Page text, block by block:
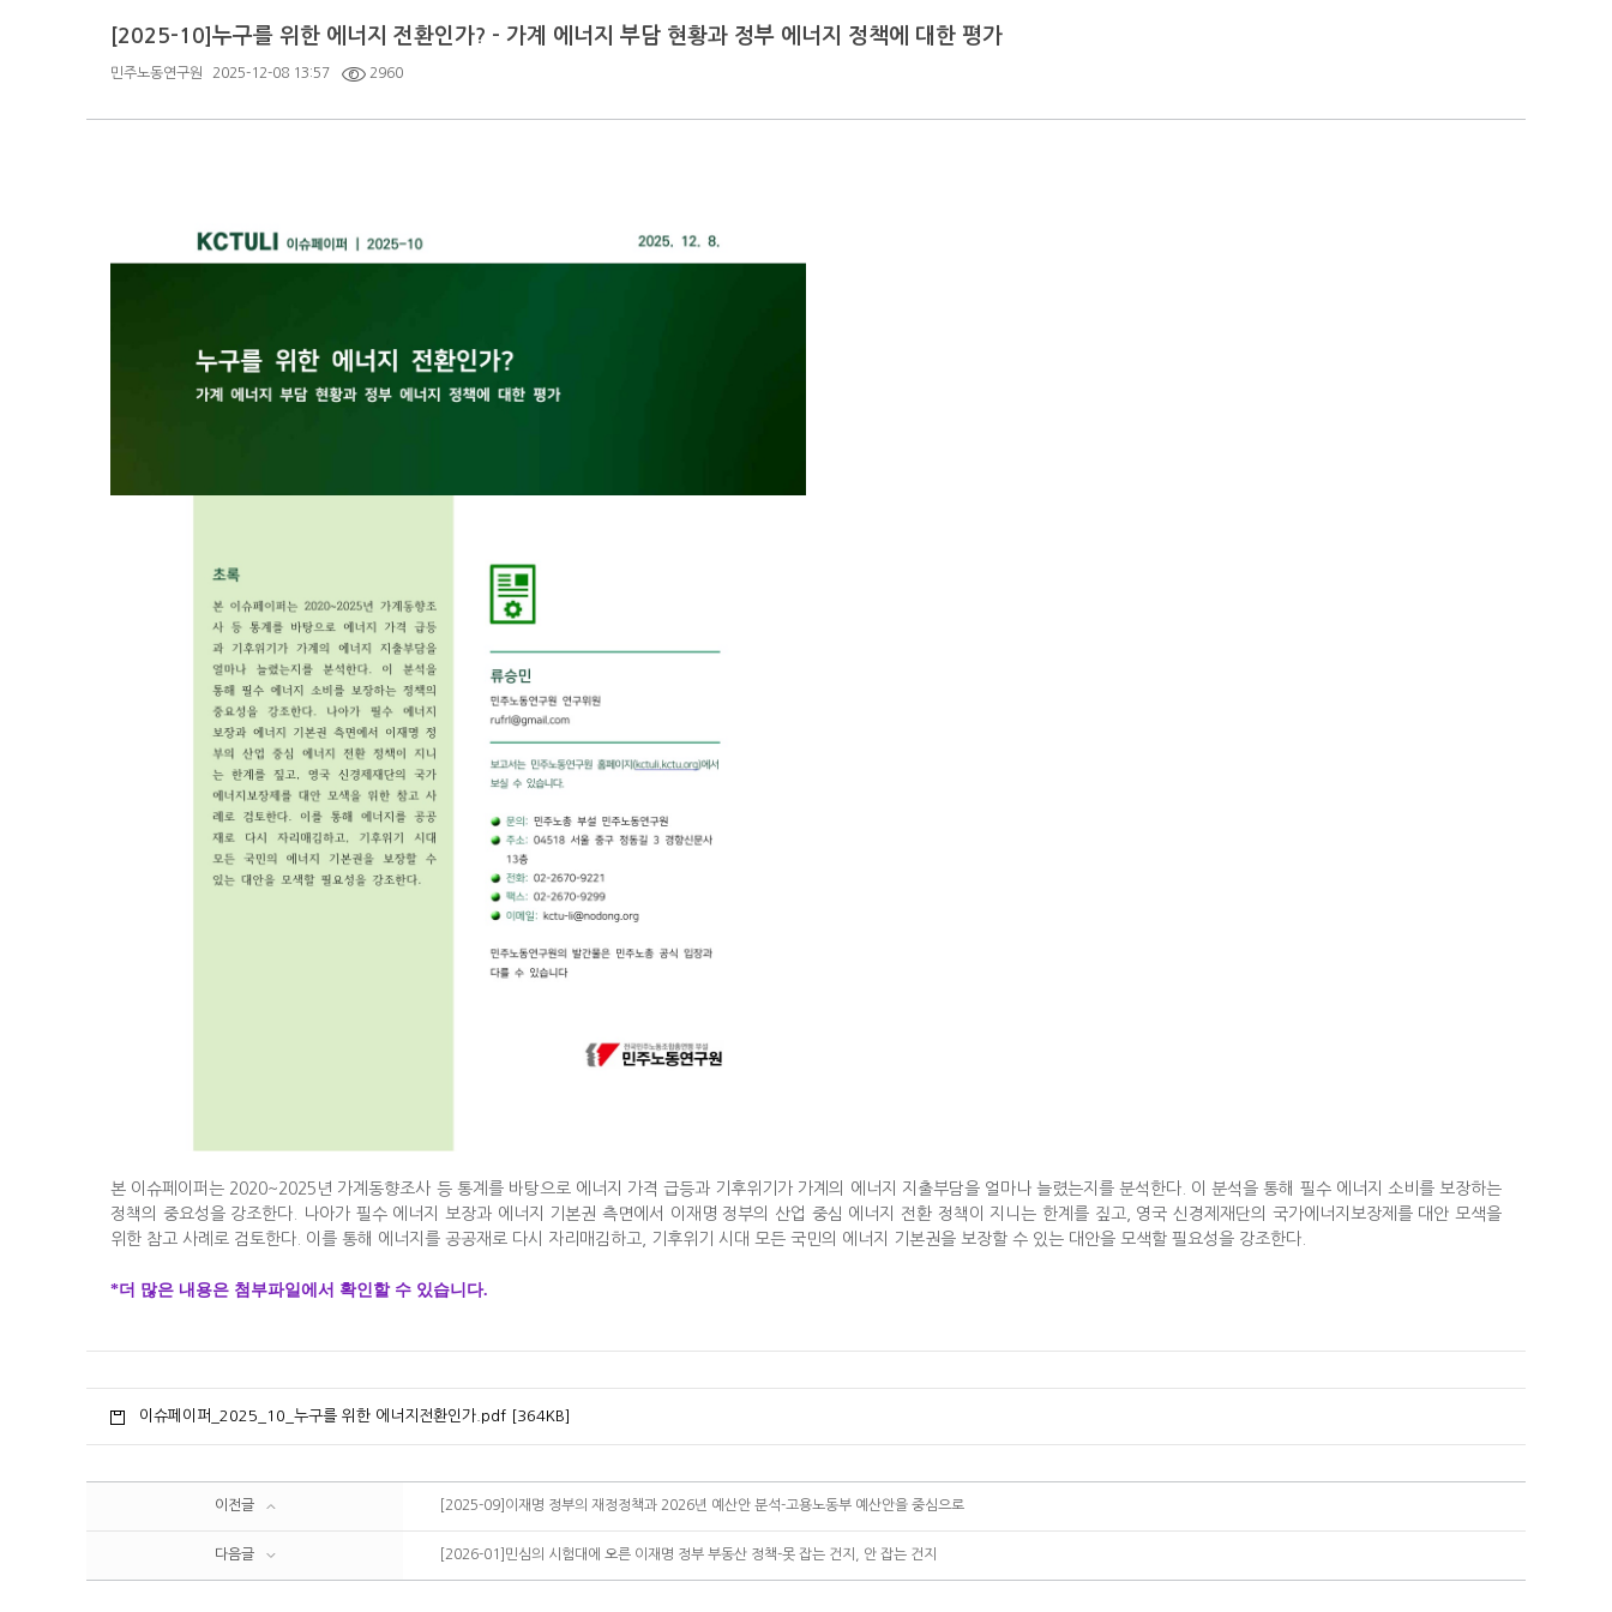
[2025-10]누구를 위한 에너지 전환인가? - 가계 에너지 부담 현황과 정부 에너지 정책에 대한 평가
민주노동연구원 2025-12-08 13:57 2960
본 이슈페이퍼는 2020~2025년 가계동향조사 등 통계를 바탕으로 에너지 가격 급등과 기후위기가 가계의 에너지 지출부담을 얼마나 늘렸는지를 분석한다. 이 분석을 통해 필수 에너지 소비를 보장하는
정책의 중요성을 강조한다. 나아가 필수 에너지 보장과 에너지 기본권 측면에서 이재명 정부의 산업 중심 에너지 전환 정책이 지니는 한계를 짚고, 영국 신경제재단의 국가에너지보장제를 대안 모색을
위한 참고 사례로 검토한다. 이를 통해 에너지를 공공재로 다시 자리매김하고, 기후위기 시대 모든 국민의 에너지 기본권을 보장할 수 있는 대안을 모색할 필요성을 강조한다.
*더 많은 내용은 첨부파일에서 확인할 수 있습니다.
이슈페이퍼_2025_10_누구를 위한 에너지전환인가.pdf [364KB]
이전글 [2025-09]이재명 정부의 재정정책과 2026년 예산안 분석-고용노동부 예산안을 중심으로
다음글 [2026-01]민심의 시험대에 오른 이재명 정부 부동산 정책-못 잡는 건지, 안 잡는 건지